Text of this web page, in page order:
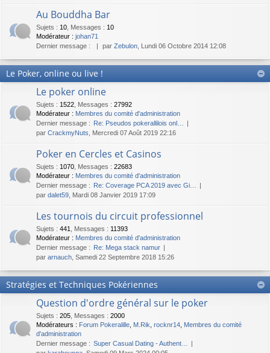
Au Bouddha Bar
Sujets : 10 Messages : 10
Modérateur : johan71
Dernier message :
par Zebulon , Lundi 06 Octobre 2014 12:08
Le Poker, online ou live !
Le poker online
Sujets : 1522 Messages : 27992
Modérateur : Membres du comité d'administration
Dernier message : Re: Pseudos pokerallilois onl…
par CrackmyNuts , Mercredi 07 Août 2019 22:16
Poker en Cercles et Casinos
Sujets : 1070 Messages : 22683
Modérateur : Membres du comité d'administration
Dernier message : Re: Coverage PCA 2019 avec Gi…
par dalet59 , Mardi 08 Janvier 2019 17:09
Les tournois du circuit professionnel
Sujets : 441 Messages : 11393
Modérateur : Membres du comité d'administration
Dernier message : Re: Mega stack namur
par arnauch , Samedi 22 Septembre 2018 15:26
Stratégies et Techniques Pokériennes
Question d'ordre général sur le poker
Sujets : 205 Messages : 2000
Modérateurs : Forum Pokeralille M.Rik rocknr14 Membres du comité
d'administration
Dernier message : Super Сasual Dating - Authent…